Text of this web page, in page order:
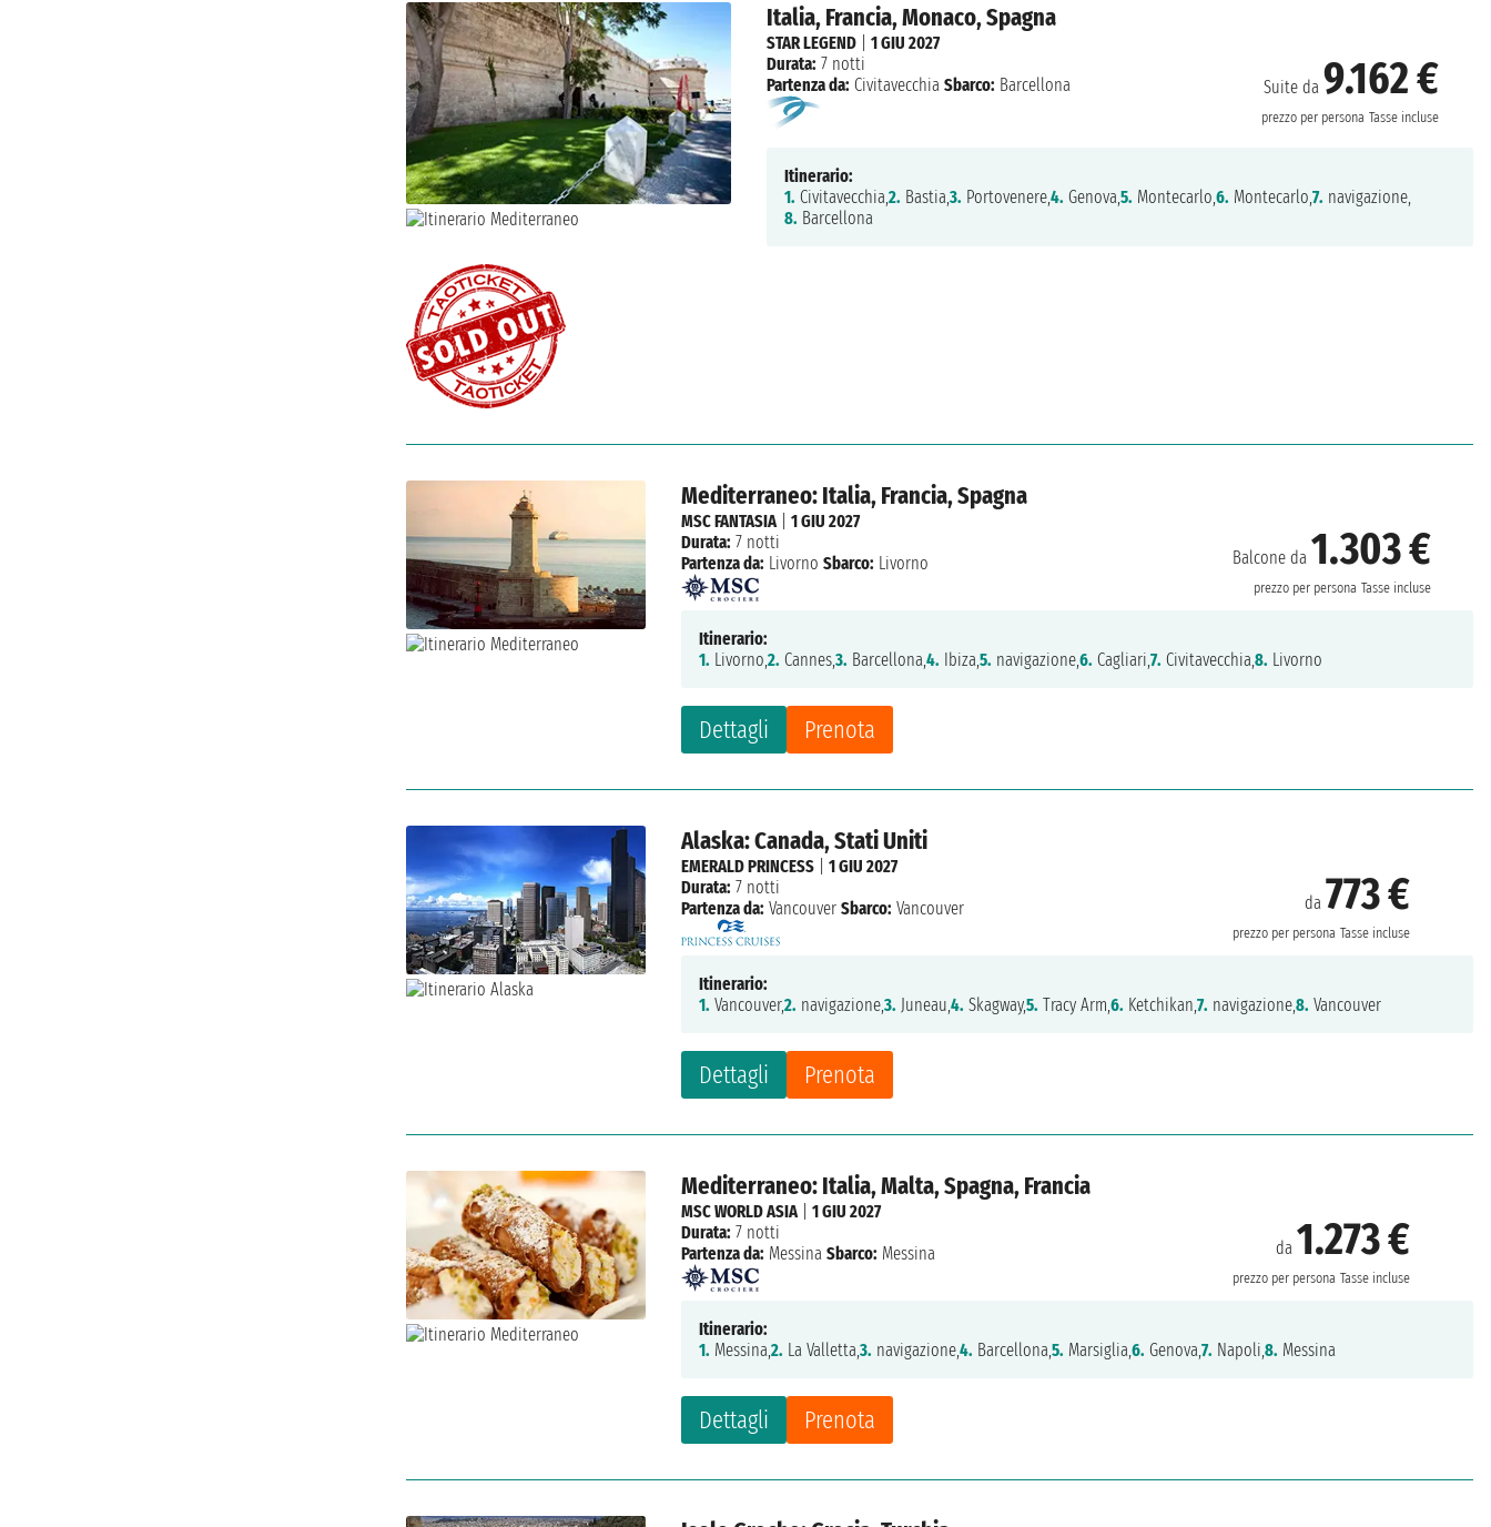
Italia, Francia, Monaco, Spagna
Suite da 9.162 €
prezzo per persona Tasse incluse
STAR LEGEND| 1 GIU 2027
Durata: 7 notti
Partenza da: Civitavecchia Sbarco: Barcellona
Itinerario:
1. Civitavecchia, 2. Bastia, 3. Portovenere,4. Genova, 5. Montecarlo, 6. Montecarlo, 7. navigazione,
8. Barcellona
Mediterraneo: Italia, Francia, Spagna
Balcone da 1.303 €
prezzo per persona Tasse incluse
Dettagli Prenota
MSC FANTASIA |1 GIU 2027
Durata: 7 notti
Partenza da: Livorno Sbarco: Livorno
Itinerario:
1. Livorno,2. Cannes,3. Barcellona,4. Ibiza,5. navigazione,6. Cagliari,7. Civitavecchia,8. Livorno
Alaska: Canada, Stati Uniti
da 773 €
prezzo per persona Tasse incluse
Dettagli Prenota
EMERALD PRINCESS |1 GIU 2027
Durata: 7 notti
Partenza da: Vancouver Sbarco: Vancouver
Itinerario:
1. Vancouver,2. navigazione,3. Juneau,4. Skagway,5. Tracy Arm,6. Ketchikan,7. navigazione,8. Vancouver
Mediterraneo: Italia, Malta, Spagna, Francia
da 1.273 €
prezzo per persona Tasse incluse
Dettagli Prenota
MSC WORLD ASIA |1 GIU 2027
Durata: 7 notti
Partenza da: Messina Sbarco: Messina
Itinerario:
1. Messina,2. La Valletta,3. navigazione,4. Barcellona,5. Marsiglia,6. Genova,7. Napoli,8. Messina